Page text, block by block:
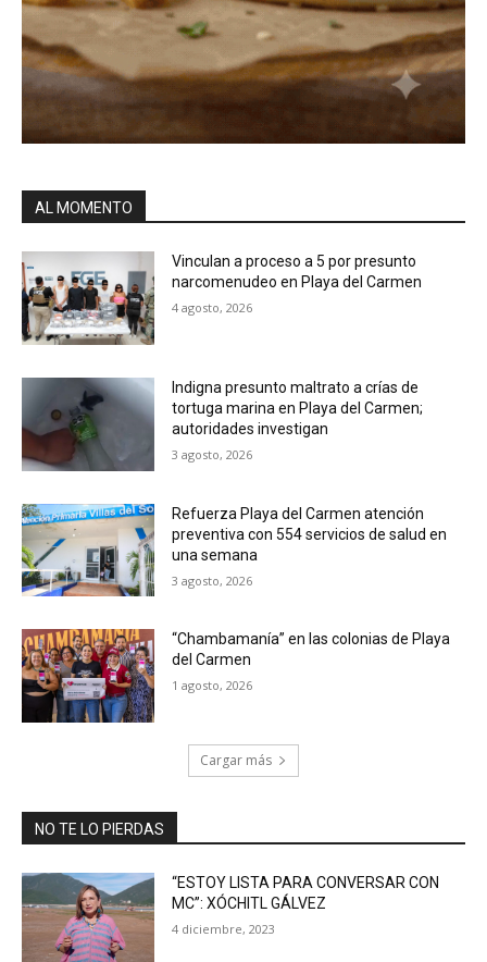
AL MOMENTO
Vinculan a proceso a 5 por presunto
narcomenudeo en Playa del Carmen
4 agosto, 2026
Indigna presunto maltrato a crías de
tortuga marina en Playa del Carmen;
autoridades investigan
3 agosto, 2026
Refuerza Playa del Carmen atención
preventiva con 554 servicios de salud en
una semana
3 agosto, 2026
“Chambamanía” en las colonias de Playa
del Carmen
1 agosto, 2026
Cargar más
NO TE LO PIERDAS
“ESTOY LISTA PARA CONVERSAR CON
MC”: XÓCHITL GÁLVEZ
4 diciembre, 2023